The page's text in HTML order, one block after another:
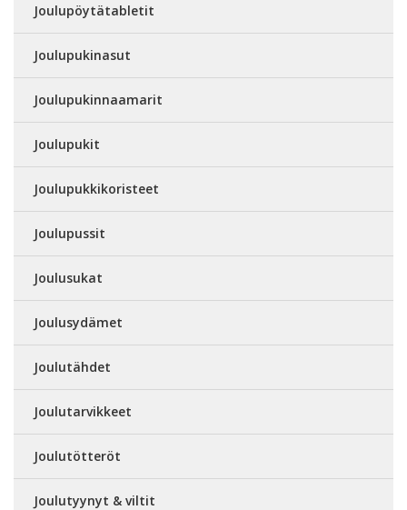
Joulupöytätabletit
Joulupukinasut
Joulupukinnaamarit
Joulupukit
Joulupukkikoristeet
Joulupussit
Joulusukat
Joulusydämet
Joulutähdet
Joulutarvikkeet
Joulutötteröt
Joulutyynyt & viltit